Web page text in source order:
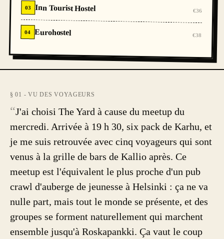
03 Inn Tourist Hostel €36
04 Eurohostel €38
§ 01 - VU DES VOYAGEURS
“J'ai choisi The Yard à cause du meetup du
mercredi. Arrivée à 19 h 30, six pack de Karhu, et
je me suis retrouvée avec cinq voyageurs qui sont
venus à la grille de bars de Kallio après. Ce
meetup est l'équivalent le plus proche d'un pub
crawl d'auberge de jeunesse à Helsinki : ça ne va
nulle part, mais tout le monde se présente, et des
groupes se forment naturellement qui marchent
ensemble jusqu'à Roskapankki. Ça vaut le coup